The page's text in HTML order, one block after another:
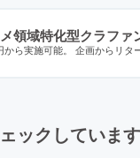
領域特化型クラファ
から実施可能。 企画からリタ
ックしています